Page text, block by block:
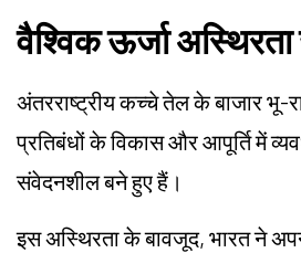
वैश्विक ऊर्जा अस्थिरता
अंतरराष्ट्रीय कच्चे तेल के बाजार भू-
प्रतिबंधों के विकास और आपूर्ति में
संवेदनशील बने हुए हैं।
इस अस्थिरता के बावजूद, भारत ने